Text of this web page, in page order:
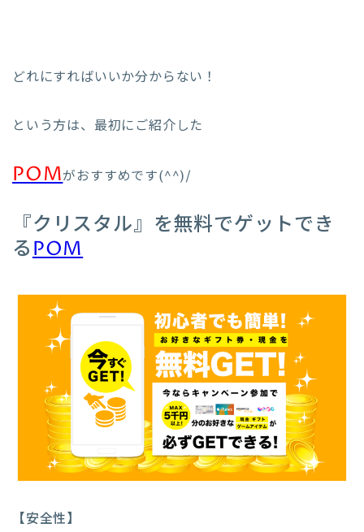
どれにすればいいか分からない！
という方は、最初にご紹介した
POMがおすすめです(^^)/
『クリスタル』を無料でゲットでき
るPOM
【安全性】